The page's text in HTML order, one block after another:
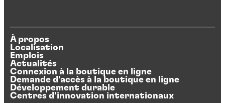
À propos
Localisation
Emplois
Actualités
Connexion à la boutique en ligne
Demande d'accès à la boutique en ligne
Développement durable
Centres d'innovation internationaux